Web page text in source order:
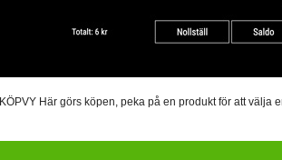
KÖPVY Här görs köpen, peka på en produkt för att välja